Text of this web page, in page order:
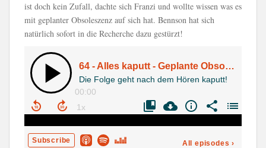
ist doch kein Zufall, dachte sich Franzi und wollte wissen was es
mit geplanter Obsoleszenz auf sich hat. Bennson hat sich
natürlich sofort in die Recherche dazu gestürzt!